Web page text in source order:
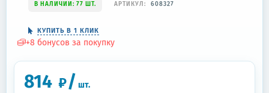
В НАЛИЧИИ: 77 ШТ. АРТИКУЛ: 608327
КУПИТЬ В 1 КЛИК
+8 бонусов за покупку
814 ₽/ шт.